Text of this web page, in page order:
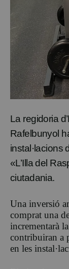
La regidoria
Rafelbunyol
instal·lacions
«L’Illa del
ciutadania.
Una inversió
comprat una
incrementarà
contribuiran a
en les